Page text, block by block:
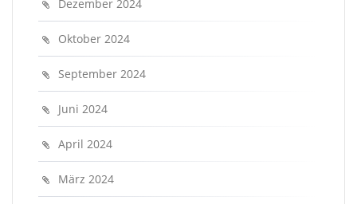
Dezember 2024
Oktober 2024
September 2024
Juni 2024
April 2024
März 2024